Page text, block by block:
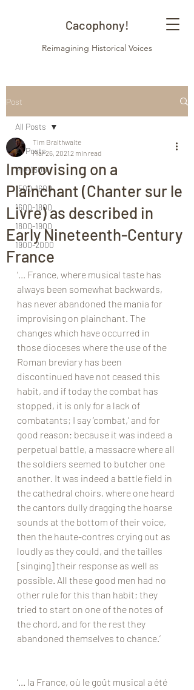
Cacophony!
Reimagining Historical Voices
Post
All Posts
Pre-1500
1500-1600
1600-1800
1800-1900
1900-2000
All Posts
Improvising on a
Plainchant (Chanter sur le
Livre) as described in
Early Nineteenth-Century
France
Tim Braithwaite
Mar 26, 20212 min read
‘... France, where musical taste has
always been somewhat backwards,
has never abandoned the mania for
improvising on plainchant. The
changes which have occurred in
those dioceses where the use of the
Roman breviary has been
discontinued have not ceased this
habit, and if today the combat has
stopped, it is only for a lack of
combatants; I say ‘combat,’ and for
good reason: because it was indeed a
perpetual battle, a massacre where all
the soldiers seemed to butcher one
another. It was indeed a battle field in
the cathedral choirs, where one heard
the cantors dully dragging the hoarse
sounds at the bottom of their voice,
then the haute-contres crying out as
loudly as they could, and the tailles
[singing] their response as well as
possible. All these good men had no
other rule for this than habit; they
tried to start on one of the notes of
the chord, and for the rest they
abandoned themselves to chance.’
‘... la France, où le goût musical a été